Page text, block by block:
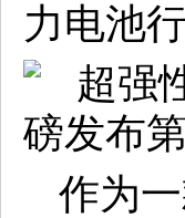
力电池
作为